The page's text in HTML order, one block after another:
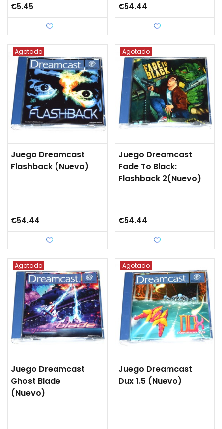
€5.45 €54.44
Agotado
Juego Dreamcast
Flashback (nuevo)
€54.44
Agotado
Juego Dreamcast
Fade To Black:
Flashback 2(nuevo)
€54.44
Agotado
Juego Dreamcast
Ghost Blade
(nuevo)
Agotado
Juego Dreamcast
Dux 1.5 (nuevo)